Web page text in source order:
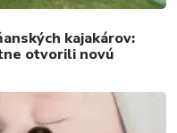
kajakárov:
otvorili novú